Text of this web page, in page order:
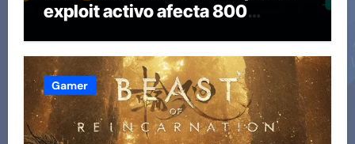
exploit activo afecta 800
Gamer